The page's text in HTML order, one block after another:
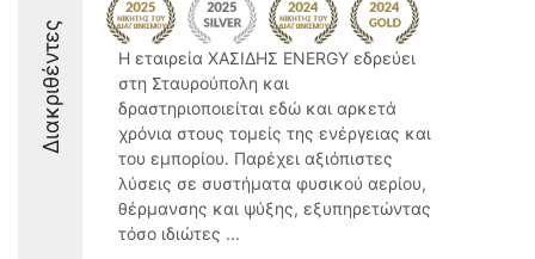
Διακριθέντες
Η εταιρεία ΧΑΣΙΔΗΣ ENERGY εδρεύει
στη Σταυρούπολη και
δραστηριοποιείται εδώ και αρκετά
χρόνια στους τομείς της ενέργειας και
του εμπορίου. Παρέχει αξιόπιστες
λύσεις σε συστήματα φυσικού αερίου,
θέρμανσης και ψύξης, εξυπηρετώντας
τόσο ιδιώτες ...